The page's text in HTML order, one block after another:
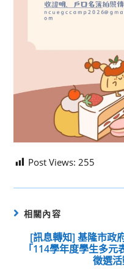
Post Views: 255
相關內容
[訊息轉知] 基隆市政
「114學年度學生多
徵選